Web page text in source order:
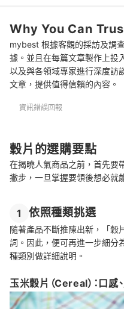
專家解惑！選購穀片的常見問題
穀片的每日建議食用量？
穀片有助於減肥？
穀片能取代正餐嗎？
Why You Can
mybest 根據客觀的採訪及調
據。並且在每篇文章製作上投
以及與各領域專家進行深度訪
文章，提供值得信賴的內容。
資訊錯誤回報
穀片的選購要點
在揭曉人氣商品之前，首先要
撇步，一旦掌握要領後想必就
1 依照種類挑選
隨著產品不斷推陳出新，「穀
詞。因此，便可再進一步細分
種類別做詳細說明。
玉米穀片（Cereal）：口感